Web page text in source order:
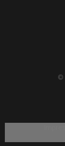
©